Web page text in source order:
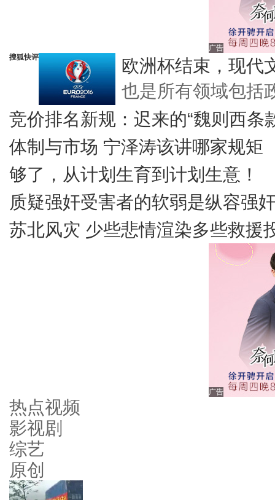
广告
搜狐快评
欧洲杯结束，现代
也是所有领域包括
竞价排名新规：迟来的“魏则西条
体制与市场 宁泽涛该讲哪家规矩
够了，从计划生育到计划生意！
质疑强奸受害者的软弱是纵容强
苏北风灾 少些悲情渲染多些救援
广告
热点视频
影视剧
综艺
原创